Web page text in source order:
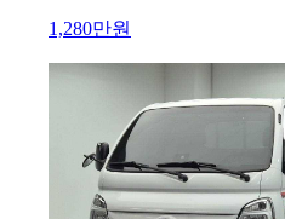
1,280만원